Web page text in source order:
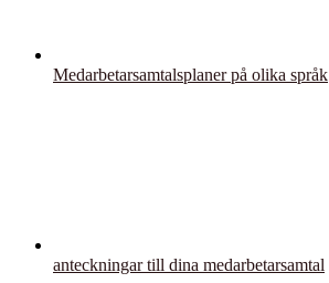
Medarbetarsamtalsplaner på olika språk
anteckningar till dina medarbetarsamtal